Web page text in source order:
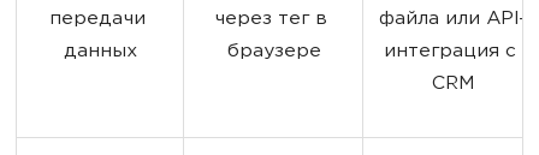
передачи
данных
через тег в
браузере
файла или API-
интеграция с
CRM